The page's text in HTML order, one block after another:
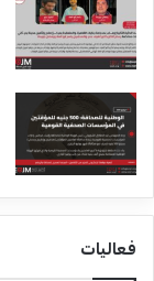
فعاليات